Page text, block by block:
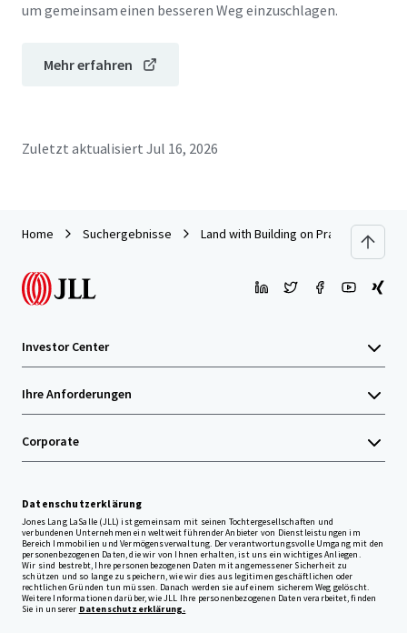
um gemeinsam einen besseren Weg einzuschlagen.
Mehr erfahren
Zuletzt aktualisiert Jul 16, 2026
Home Suchergebnisse Land with Building on Pracha Chuen
Investor Center
Ihre Anforderungen
Corporate
Datenschutzerklärung
Jones Lang LaSalle (JLL) ist gemeinsam mit seinen Tochtergesellschaften und
verbundenen Unternehmen ein weltweit führender Anbieter von Dienstleistungen im
Bereich Immobilien und Vermögensverwaltung. Der verantwortungsvolle Umgang mit den
personenbezogenen Daten, die wir von Ihnen erhalten, ist uns ein wichtiges Anliegen.
Wir sind bestrebt, Ihre personenbezogenen Daten mit angemessener Sicherheit zu
schützen und so lange zu speichern, wie wir dies aus legitimen geschäftlichen oder
rechtlichen Gründen tun müssen. Danach werden sie auf einem sicherem Weg gelöscht.
Weitere Informationen darüber, wie JLL Ihre personenbezogenen Daten verarbeitet, finden
Sie in unserer Datenschutzerklärung.